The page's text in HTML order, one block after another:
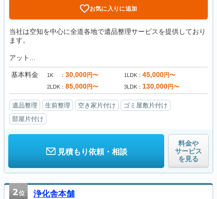
お気に入りに追加
当社は空知を中心に全道各地で遺品整理サービスを提供しており
ます。
アット...
基本料金 1K 30,000円〜 1LDK 45,000円〜
2LDK 85,000円〜 3LDK 130,000円〜
遺品整理 生前整理 空き家片付け
ゴミ屋敷片付け
部屋片付け
見積もり依頼・相談
料金や
サービス
を見る
2位 浄化舎本舗